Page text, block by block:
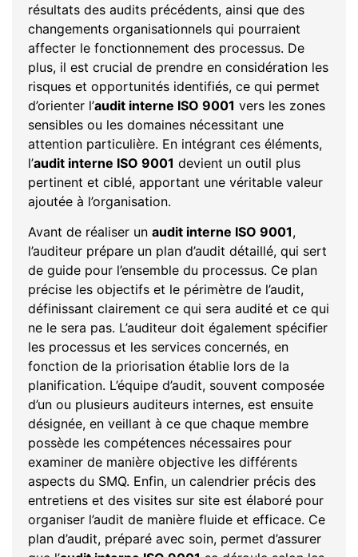
résultats des audits précédents, ainsi que des
changements organisationnels qui pourraient
affecter le fonctionnement des processus. De
plus, il est crucial de prendre en considération les
risques et opportunités identifiés, ce qui permet
d’orienter l’audit interne ISO 9001 vers les zones
sensibles ou les domaines nécessitant une
attention particulière. En intégrant ces éléments,
l’audit interne ISO 9001 devient un outil plus
pertinent et ciblé, apportant une véritable valeur
ajoutée à l’organisation.
Avant de réaliser un audit interne ISO 9001,
l’auditeur prépare un plan d’audit détaillé, qui sert
de guide pour l’ensemble du processus. Ce plan
précise les objectifs et le périmètre de l’audit,
définissant clairement ce qui sera audité et ce qui
ne le sera pas. L’auditeur doit également spécifier
les processus et les services concernés, en
fonction de la priorisation établie lors de la
planification. L’équipe d’audit, souvent composée
d’un ou plusieurs auditeurs internes, est ensuite
désignée, en veillant à ce que chaque membre
possède les compétences nécessaires pour
examiner de manière objective les différents
aspects du SMQ. Enfin, un calendrier précis des
entretiens et des visites sur site est élaboré pour
organiser l’audit de manière fluide et efficace. Ce
plan d’audit, préparé avec soin, permet d’assurer